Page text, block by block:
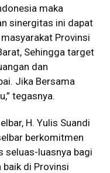
maka
sinergitas ini dapat
Provinsi
Sehingga target
dan
Jika Bersama
tegasnya.
H. Yulis Suandi
berkomitmen
seluas-luasnya bagi
di Provinsi